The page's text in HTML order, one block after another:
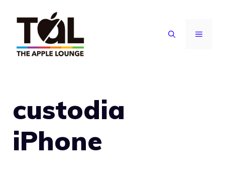
contenuto
MENU
custodia
iPhone